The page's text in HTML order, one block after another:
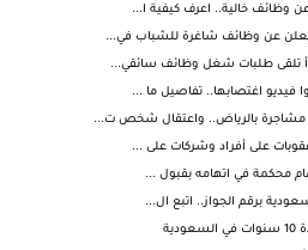
وظائف خالية.. اعرف كيفية ا...
عن وظائف شاغرة للشباب في...
تلقى طلبات شغل وظائف سائقي...
بالرياض.. واعتقال شخص ت...
على أفراد وشركات على ...
محكمة في اتهامه بقبول ...
برقم الجواز.. اتبع ال...